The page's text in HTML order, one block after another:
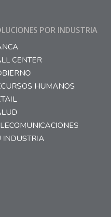
POR INDUSTRIA
CENTER
HUMANOS
INDUSTRIA